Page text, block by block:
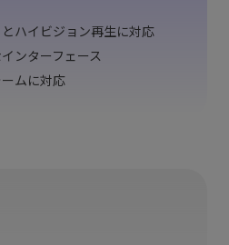
ハイビジョン再生に対応
ンターフェース
ムに対応